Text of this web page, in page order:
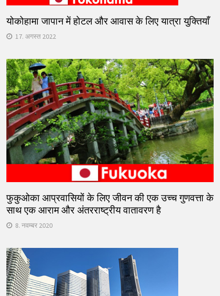
योकोहामा जापान में होटल और आवास के लिए यात्रा युक्तियाँ
17. अगस्त 2022
फुकुओका आप्रवासियों के लिए जीवन की एक उच्च गुणवत्ता के
साथ एक आराम और अंतरराष्ट्रीय वातावरण है
8. नवम्बर 2020